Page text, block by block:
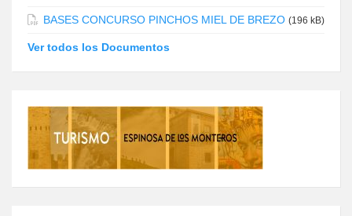
BASES CONCURSO PINCHOS MIEL DE BREZO (196 kB)
Ver todos los Documentos